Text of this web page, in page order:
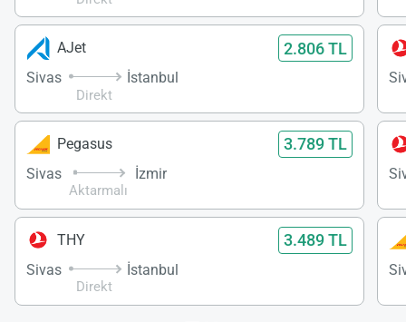
AJet 2.806 TL
Sivas
Direkt
İstanbul
Pegasus 3.789 TL
Sivas
Aktarmalı
İzmir
THY 3.489 TL
Sivas
Direkt
İstanbul